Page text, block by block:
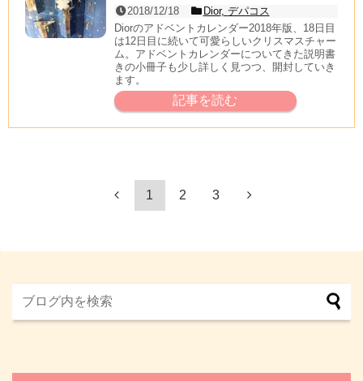
2018/12/18 Dior, デパコス
Diorのアドベントカレンダー2018年版、18日目
は12日目に続いて可愛らしいクリスマスチャー
ム。アドベントカレンダーについてきた説明書
きの小冊子も少し詳しく見つつ、開封していき
ます。
記事を読む
1 2 3